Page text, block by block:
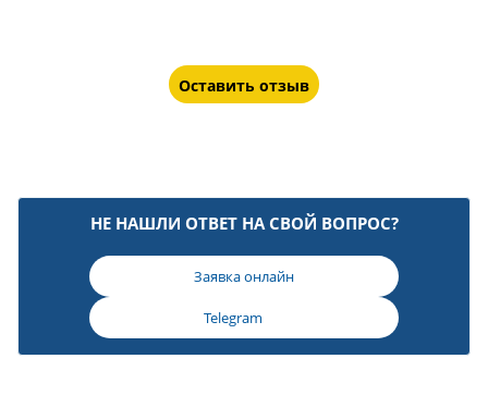
Оставить отзыв
НЕ НАШЛИ ОТВЕТ НА СВОЙ ВОПРОС?
Заявка онлайн
Telegram